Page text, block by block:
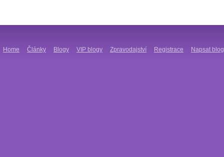
Home Články Blogy VIP blogy Zpravodajství Registrace Napsat blog